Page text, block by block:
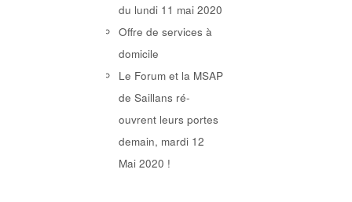
du lundi 11 mai 2020
Offre de services à
domicile
Le Forum et la MSAP
de Saillans ré-
ouvrent leurs portes
demain, mardi 12
Mai 2020 !